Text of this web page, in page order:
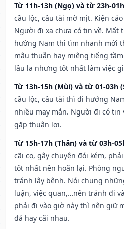
Từ 11h-13h (Ngọ) và từ 23h-
cầu lộc, cầu tài mờ mịt. Kiện
Người đi xa chưa có tin về. Mất
hướng Nam thì tìm nhanh mới
mâu thuẫn hay miệng tiếng
lâu la nhưng tốt nhất làm việc
Từ 13h-15h (Mùi) và từ 01-03h
cầu lộc, cầu tài thì đi hướng
nhiều may mắn. Người đi có tin
gặp thuận lợi.
Từ 15h-17h (Thân) và từ 03h-
cãi cọ, gây chuyện đói kém,
tốt nhất nên hoãn lại. Phòng
tránh lây bệnh. Nói chung
luận, việc quan,…nên tránh đi
phải đi vào giờ này thì nên giữ
đả hay cãi nhau.